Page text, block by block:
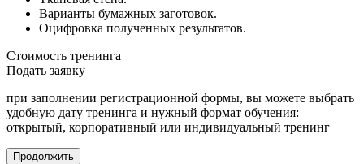
Варианты бумажных заготовок.
Оцифровка полученных результатов.
Стоимость тренинга
Подать заявку
при заполнении регистрационной формы, вы можете выбрать
удобную дату тренинга и нужный формат обучения:
открытый, корпоративный или индивидуальный тренинг
Продолжить